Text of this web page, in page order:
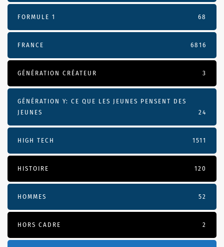
FORMULE 1 68
FRANCE 6816
GÉNÉRATION CRÉATEUR 3
GÉNÉRATION Y: CE QUE LES JEUNES PENSENT DES
JEUNES
24
HIGH TECH 1511
HISTOIRE 120
HOMMES 52
HORS CADRE 2